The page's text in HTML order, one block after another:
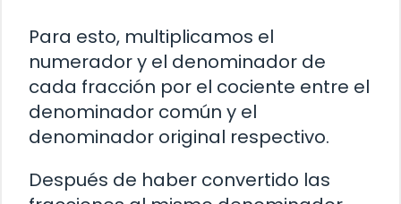
Para esto, multiplicamos el
numerador y el denominador de
cada fracción por el cociente entre el
denominador común y el
denominador original respectivo.
Después de haber convertido las